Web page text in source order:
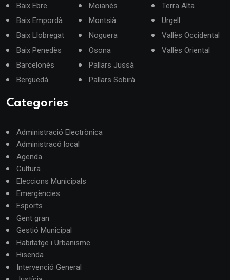
Baix Ebre
Baix Empordà
Baix Llobregat
Baix Penedès
Barcelonès
Berguedà
Moianès
Montsià
Noguera
Osona
Pallars Jussà
Pallars Sobirà
Terra Alta
Urgell
Vallès Occidental
Vallès Oriental
Categories
Administració Electrònica
Administracó local
Agenda
Cultura
Eleccions Municipals
Emergències
Esports
Gent gran
Gestió Municipal
Habitatge i Urbanisme
Hisenda
Intervenció General